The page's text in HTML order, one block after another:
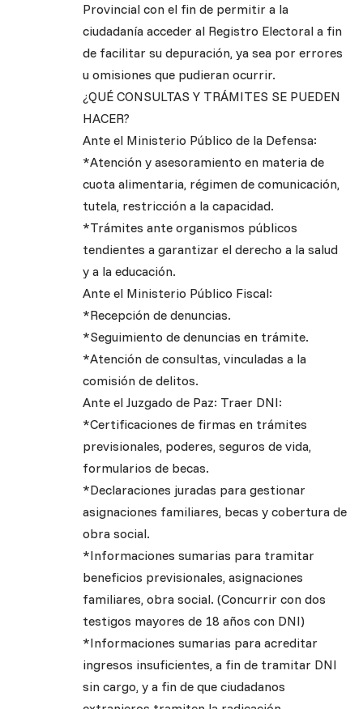
Provincial con el fin de permitir a la
ciudadanía acceder al Registro Electoral a fin
de facilitar su depuración, ya sea por errores
u omisiones que pudieran ocurrir.
¿QUÉ CONSULTAS Y TRÁMITES SE PUEDEN
HACER?
Ante el Ministerio Público de la Defensa:
*Atención y asesoramiento en materia de
cuota alimentaria, régimen de comunicación,
tutela, restricción a la capacidad.
*Trámites ante organismos públicos
tendientes a garantizar el derecho a la salud
y a la educación.
Ante el Ministerio Público Fiscal:
*Recepción de denuncias.
*Seguimiento de denuncias en trámite.
*Atención de consultas, vinculadas a la
comisión de delitos.
Ante el Juzgado de Paz: Traer DNI:
*Certificaciones de firmas en trámites
previsionales, poderes, seguros de vida,
formularios de becas.
*Declaraciones juradas para gestionar
asignaciones familiares, becas y cobertura de
obra social.
*Informaciones sumarias para tramitar
beneficios previsionales, asignaciones
familiares, obra social. (Concurrir con dos
testigos mayores de 18 años con DNI)
*Informaciones sumarias para acreditar
ingresos insuficientes, a fin de tramitar DNI
sin cargo, y a fin de que ciudadanos